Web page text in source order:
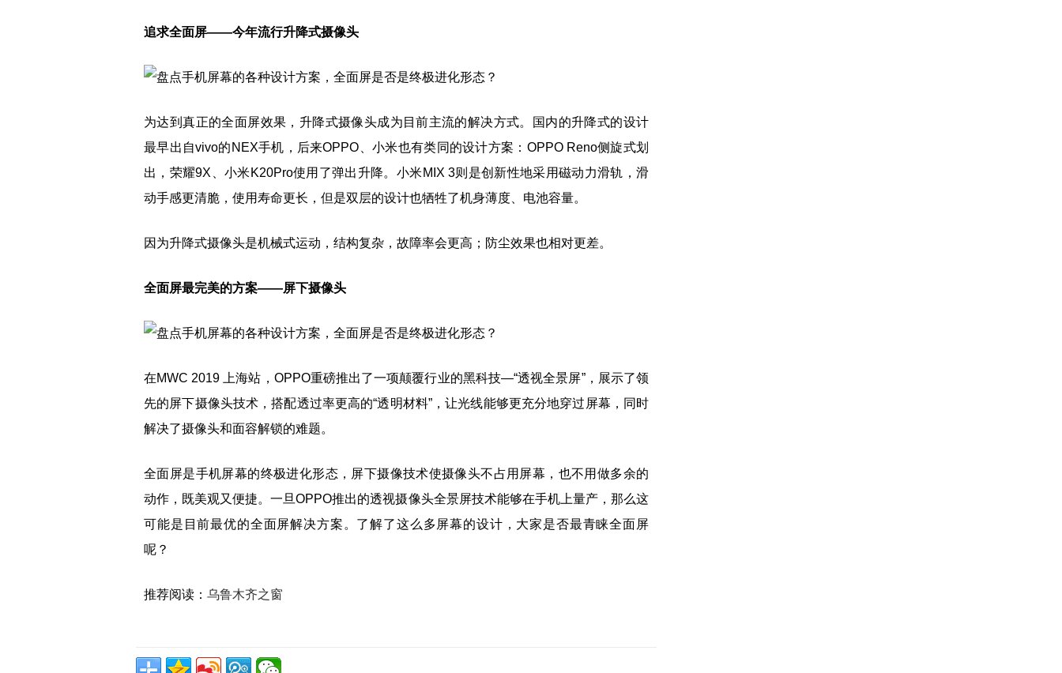
追求全面屏——今年流行升降式摄像头
为达到真正的全面屏效果，升降式摄像头成为目前主流的解决方式。国内的升降式的设计
最早出自vivo的NEX手机，后来OPPO、小米也有类同的设计方案：OPPO Reno侧旋式划
出，荣耀9X、小米K20Pro使用了弹出升降。小米MIX 3则是创新性地采用磁动力滑轨，滑
动手感更清脆，使用寿命更长，但是双层的设计也牺牲了机身薄度、电池容量。
因为升降式摄像头是机械式运动，结构复杂，故障率会更高；防尘效果也相对更差。
全面屏最完美的方案——屏下摄像头
在MWC 2019 上海站，OPPO重磅推出了一项颠覆行业的黑科技—“透视全景屏”，展示了领
先的屏下摄像头技术，搭配透过率更高的“透明材料”，让光线能够更充分地穿过屏幕，同时
解决了摄像头和面容解锁的难题。
全面屏是手机屏幕的终极进化形态，屏下摄像技术使摄像头不占用屏幕，也不用做多余的
动作，既美观又便捷。一旦OPPO推出的透视摄像头全景屏技术能够在手机上量产，那么这
可能是目前最优的全面屏解决方案。了解了这么多屏幕的设计，大家是否最青睐全面屏
呢？
推荐阅读： 乌鲁木齐之窗